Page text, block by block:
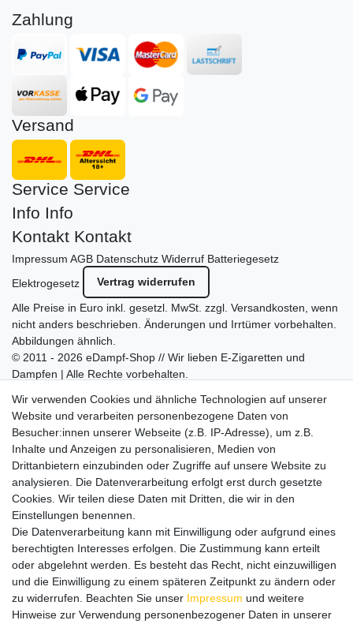
Zahlung
Versand
Service Service
Info Info
Kontakt Kontakt
Impressum AGB Datenschutz Widerruf Batteriegesetz
Elektrogesetz
Vertrag widerrufen
Alle Preise in Euro inkl. gesetzl. MwSt. zzgl. Versandkosten, wenn
nicht anders beschrieben. Änderungen und Irrtümer vorbehalten.
Abbildungen ähnlich.
© 2011 - 2026 eDampf-Shop // Wir lieben E-Zigaretten und
Dampfen | Alle Rechte vorbehalten.
mit vielen spannenden Artikeln.
Bitte entschuldigen Sie, wenn wir telefonisch wegen hoher
betrieblicher Auslastung nicht erreichbar sein sollten.
Schreiben Sie uns gerne eine E-Mail mit Ihrer Telefonnummer
und der Bitte um Rückruf.
Wir rufen Sie schnellstmöglich zurück.
Wir versenden in die folgenden Länder
Versandkostenfrei (DE) ab 69 €
Wir verwenden Cookies und ähnliche Technologien auf unserer
Website und verarbeiten personenbezogene Daten von
Besucher:innen unserer Webseite (z.B. IP-Adresse), um z.B.
Inhalte und Anzeigen zu personalisieren, Medien von
Drittanbietern einzubinden oder Zugriffe auf unsere Website zu
analysieren. Die Datenverarbeitung erfolgt erst durch gesetzte
Cookies. Wir teilen diese Daten mit Dritten, die wir in den
Einstellungen benennen.
Die Datenverarbeitung kann mit Einwilligung oder aufgrund eines
berechtigten Interesses erfolgen. Die Zustimmung kann erteilt
oder abgelehnt werden. Es besteht das Recht, nicht einzuwilligen
und die Einwilligung zu einem späteren Zeitpunkt zu ändern oder
zu widerrufen. Beachten Sie unser Impressum und weitere
Hinweise zur Verwendung personenbezogener Daten in unserer